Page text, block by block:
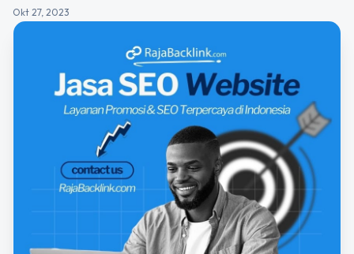
Okt 27, 2023